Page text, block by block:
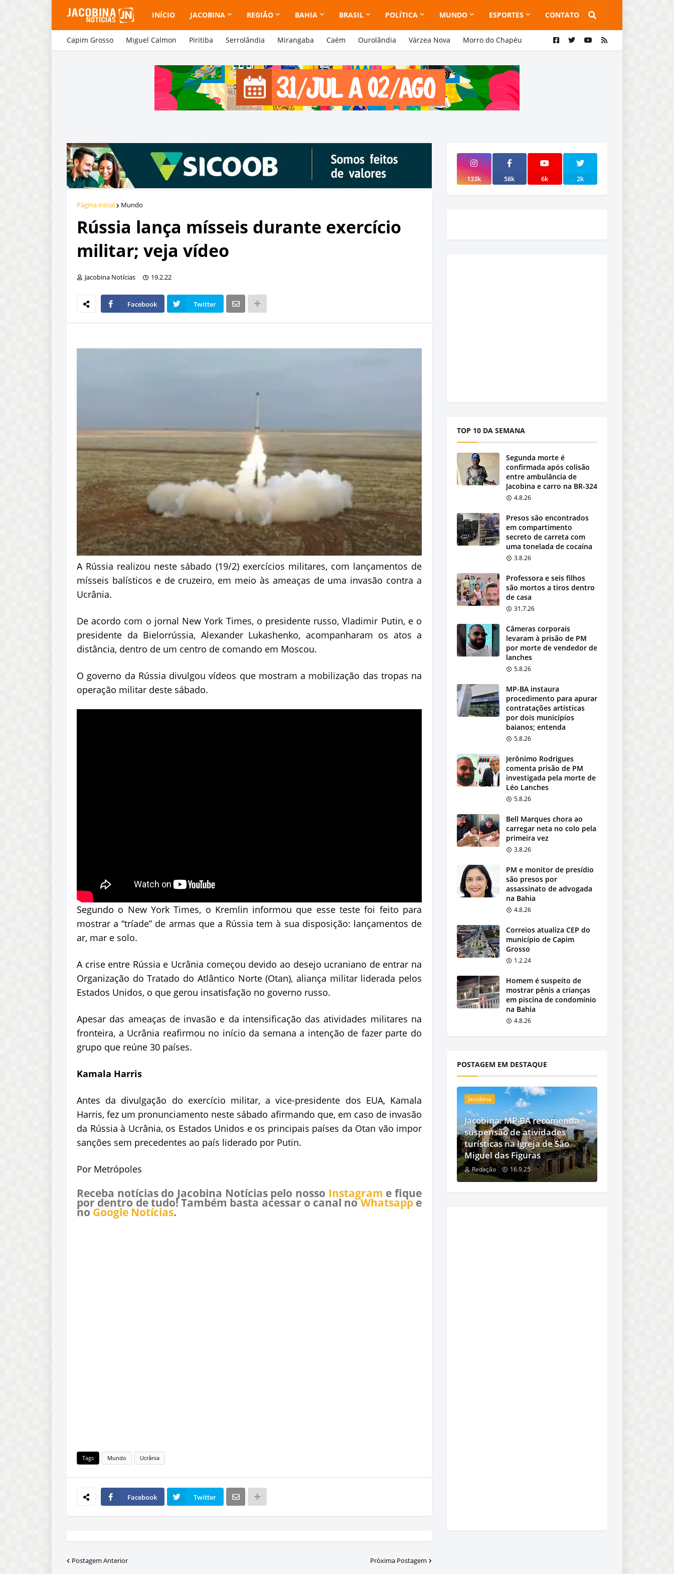
INÍCIO JACOBINA REGIÃO BAHIA BRASIL POLÍTICA MUNDO ESPORTES CONTATO
Capim Grosso Miguel Calmon Piritiba Serrolândia Mirangaba Caém Ourolândia Várzea Nova Morro do Chapéu
Página inicial Mundo
Rússia lança mísseis durante exercício
militar; veja vídeo
Jacobina Notícias 19.2.22
Facebook Twitter
A Rússia realizou neste sábado (19/2) exercícios militares, com lançamentos de
mísseis balísticos e de cruzeiro, em meio às ameaças de uma invasão contra a
Ucrânia.
De acordo com o jornal New York Times, o presidente russo, Vladimir Putin, e o
presidente da Bielorrússia, Alexander Lukashenko, acompanharam os atos a
distância, dentro de um centro de comando em Moscou.
O governo da Rússia divulgou vídeos que mostram a mobilização das tropas na
operação militar deste sábado.
Segundo o New York Times, o Kremlin informou que esse teste foi feito para
mostrar a “tríade” de armas que a Rússia tem à sua disposição: lançamentos de
ar, mar e solo.
A crise entre Rússia e Ucrânia começou devido ao desejo ucraniano de entrar na
Organização do Tratado do Atlântico Norte (Otan), aliança militar liderada pelos
Estados Unidos, o que gerou insatisfação no governo russo.
Apesar das ameaças de invasão e da intensificação das atividades militares na
fronteira, a Ucrânia reafirmou no início da semana a intenção de fazer parte do
grupo que reúne 30 países.
Kamala Harris
Antes da divulgação do exercício militar, a vice-presidente dos EUA, Kamala
Harris, fez um pronunciamento neste sábado afirmando que, em caso de invasão
da Rússia à Ucrânia, os Estados Unidos e os principais países da Otan vão impor
sanções sem precedentes ao país liderado por Putin.
Por Metrópoles
Receba notícias do Jacobina Notícias pelo nosso Instagram e fique
por dentro de tudo! Também basta acessar o canal noWhatsappe
no Google Notícias.
Tags Mundo Ucrânia
Facebook Twitter
Postagem Anterior Próxima Postagem
133k 58k 6k 2k
TOP 10 DA SEMANA
Segunda morte é
confirmada após colisão
entre ambulância de
Jacobina e carro na BR-324
4.8.26
Presos são encontrados
em compartimento
secreto de carreta com
uma tonelada de cocaína
3.8.26
Professora e seis filhos
são mortos a tiros dentro
de casa
31.7.26
Câmeras corporais
levaram à prisão de PM
por morte de vendedor de
lanches
5.8.26
MP-BA instaura
procedimento para apurar
contratações artísticas
por dois municípios
baianos; entenda
5.8.26
Jerônimo Rodrigues
comenta prisão de PM
investigada pela morte de
Léo Lanches
5.8.26
Bell Marques chora ao
carregar neta no colo pela
primeira vez
3.8.26
PM e monitor de presídio
são presos por
assassinato de advogada
na Bahia
4.8.26
Correios atualiza CEP do
município de Capim
Grosso
1.2.24
Homem é suspeito de
mostrar pênis a crianças
em piscina de condomínio
na Bahia
4.8.26
POSTAGEM EM DESTAQUE
Jacobina
Jacobina: MP-BA recomenda
suspensão de atividades
turísticas na Igreja de São
Miguel das Figuras
Redação 16.9.25